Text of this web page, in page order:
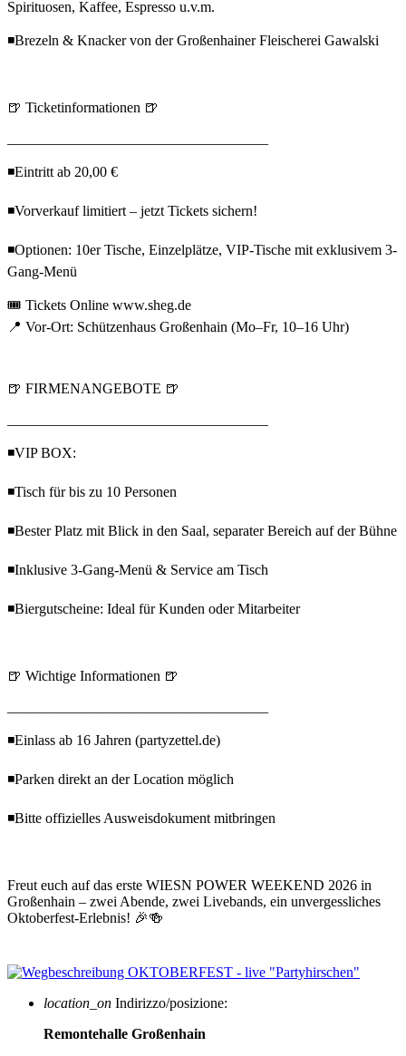
Spirituosen, Kaffee, Espresso u.v.m.
◾Brezeln & Knacker von der Großenhainer Fleischerei Gawalski
🍺 Ticketinformationen 🍺
◾Eintritt ab 20,00 €
◾Vorverkauf limitiert – jetzt Tickets sichern!
◾Optionen: 10er Tische, Einzelplätze, VIP-Tische mit exklusivem 3-
Gang-Menü
🎟️ Tickets Online www.sheg.de
📍 Vor-Ort: Schützenhaus Großenhain (Mo–Fr, 10–16 Uhr)
🍺 FIRMENANGEBOTE 🍺
◾VIP BOX:
◾Tisch für bis zu 10 Personen
◾Bester Platz mit Blick in den Saal, separater Bereich auf der Bühne
◾Inklusive 3-Gang-Menü & Service am Tisch
◾Biergutscheine: Ideal für Kunden oder Mitarbeiter
🍺 Wichtige Informationen 🍺
◾Einlass ab 16 Jahren (partyzettel.de)
◾Parken direkt an der Location möglich
◾Bitte offizielles Ausweisdokument mitbringen
Freut euch auf das erste WIESN POWER WEEKEND 2026 in
Großenhain – zwei Abende, zwei Livebands, ein unvergessliches
Oktoberfest-Erlebnis! 🎉🍻
location_on Indirizzo/posizione:
Remontehalle Großenhain